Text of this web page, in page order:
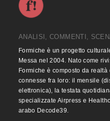
ANALISI, COMMENTI,
Formiche è un progetto
Messa nel 2004. Nato come
Formiche è composto da
connesse fra loro: il mensile
elettronica), la testata
specializzate Airpress e
arabo Decode39.